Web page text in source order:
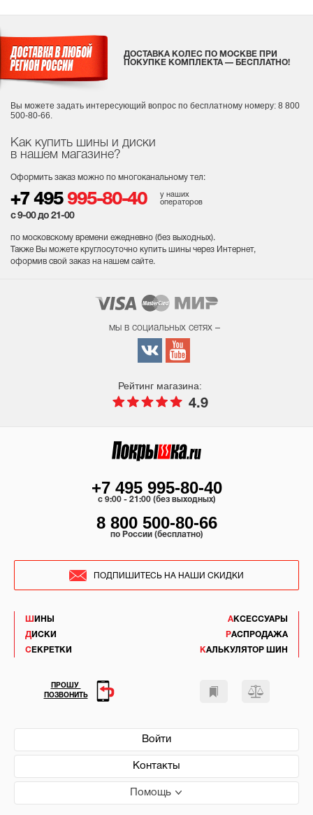
Как купить шины и диски
в нашем магазине?
Оформить заказ можно по многоканальному тел:
+7 495 995-80-40
у наших
операторов
с 9-00 до 21-00
по московскому времени ежедневно (без выходных).
Также Вы можете круглосуточно купить шины через Интернет,
оформив свой заказ на нашем сайте.
ДОСТАВКА КОЛЕС ПО МОСКВЕ ПРИ
ПОКУПКЕ КОМПЛЕКТА — БЕСПЛАТНО!
Вы можете задать интересующий вопрос по бесплатному номеру: 8 800
500-80-66.
мы в социальных сетях –
Рейтинг магазина:
4.9
ШИНЫ
ДИСКИ
СЕКРЕТКИ
АКСЕССУАРЫ
РАСПРОДАЖА
КАЛЬКУЛЯТОР ШИН
Войти
Контакты
Помощь
+7 495 995-80-40
c 9:00 - 21:00 (без выходных)
8 800 500-80-66
по России (бесплатно)
ПОДПИШИТЕСЬ НА НАШИ СКИДКИ
ПРОШУ
ПОЗВОНИТЬ